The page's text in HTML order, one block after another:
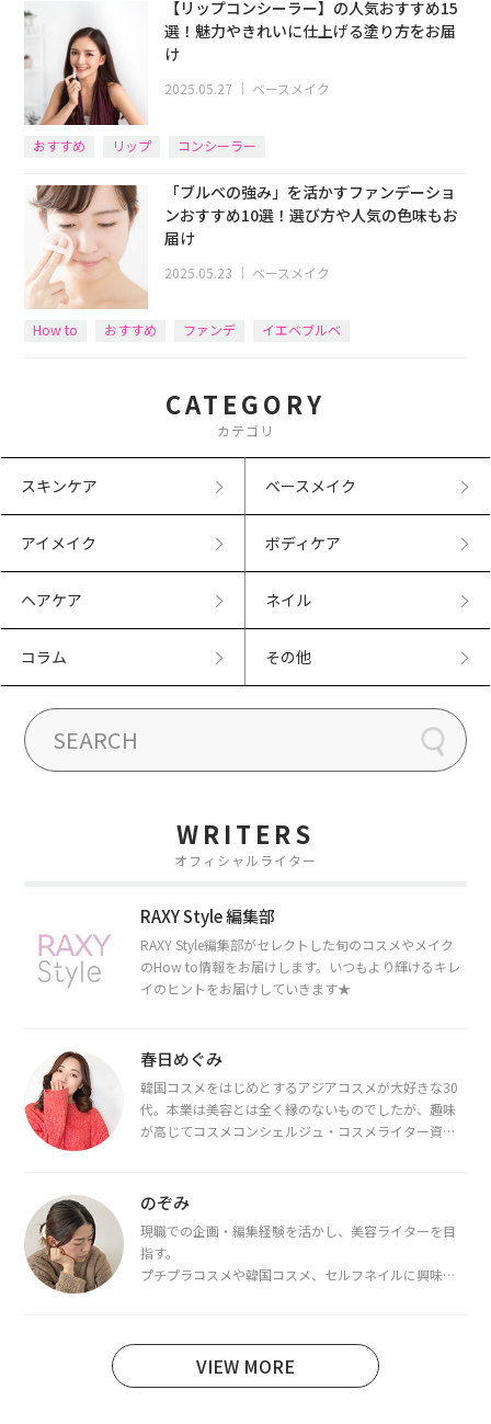
【リップコンシーラー】の人気おすすめ15
選！魅力やきれいに仕上げる塗り方をお届
け
2025.05.27 ｜ ベースメイク
おすすめ リップ コンシーラー
「ブルベの強み」を活かすファンデーショ
ンおすすめ10選！選び方や人気の色味もお
届け
2025.05.23 ｜ ベースメイク
How to おすすめ ファンデ イエベブルベ
CATEGORY
カテゴリ
スキンケア ベースメイク
アイメイク ボディケア
ヘアケア ネイル
コラム その他
WRITERS
オフィシャルライター
RAXY Style 編集部
RAXY Style編集部がセレクトした旬のコスメやメイク
のHow to情報をお届けします。いつもより輝けるキレ
イのヒントをお届けしていきます★
春日めぐみ
韓国コスメをはじめとするアジアコスメが大好きな30
代。本業は美容とは全く縁のないものでしたが、趣味
が高じてコスメコンシェルジュ・コスメライター資格
断・骨格診断によるイメージコンサルティングも行っ
のぞみ
現職での企画・編集経験を活かし、美容ライターを目
指す。
プチプラコスメや韓国コスメ、セルフネイルに興味が
日本化粧品検定1級保有。
VIEW MORE